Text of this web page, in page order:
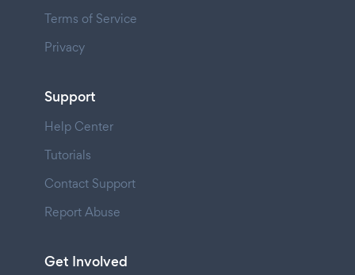
Terms of Service
Privacy
Support
Help Center
Tutorials
Contact Support
Report Abuse
Get Involved